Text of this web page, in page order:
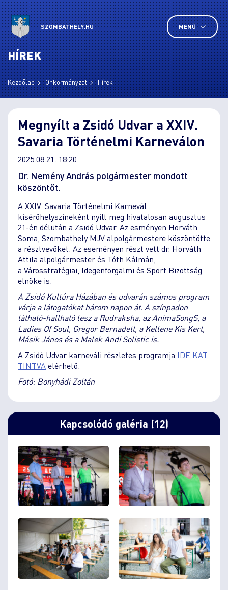
SZOMBATHELY.HU MENÜ
HÍREK
Kezdőlap Önkormányzat Hírek
Megnyílt a Zsidó Udvar a XXIV.
Savaria Történelmi Karneválon
2025.08.21. 18:20
Dr. Nemény András polgármester mondott
köszöntőt.
A XXIV. Savaria Történelmi Karnevál
kísérőhelyszíneként nyílt meg hivatalosan augusztus
21-én délután a Zsidó Udvar. Az esményen Horváth
Soma, Szombathely MJV alpolgármestere köszöntötte
a résztvevőket. Az eseményen részt vett dr. Horváth
Attila alpolgármester és Tóth Kálmán,
a Városstratégiai, Idegenforgalmi és Sport Bizottság
elnöke is.
A Zsidó Kultúra Házában és udvarán számos program
várja a látogatókat három napon át. A színpadon
látható-hallható lesz a Rudraksha, az AnimaSongS, a
Ladies Of Soul, Gregor Bernadett, a Kellene Kis Kert,
Másik János és a Malek Andi Solistic is.
A Zsidó Udvar karneváli részletes programja IDE KAT
TINTVA elérhető.
Fotó: Bonyhádi Zoltán
Kapcsolódó galéria (12)